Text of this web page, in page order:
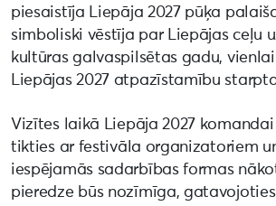
piesaistīja Liepāja 2027 pūķa
simboliski vēstīja par Liepājas ceļu
kultūras galvaspilsētas gadu,
Liepājas 2027 atpazīstamību
Vizītes laikā Liepāja 2027
tikties ar festivāla organizatoriem
iespējamās sadarbības formas
pieredze būs nozīmīga,